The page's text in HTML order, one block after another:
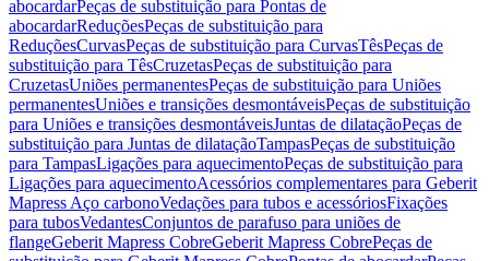
abocardarPeças de substituição para Pontas de
abocardarReduçõesPeças de substituição para
ReduçõesCurvasPeças de substituição para CurvasTêsPeças de
substituição para TêsCruzetasPeças de substituição para
CruzetasUniões permanentesPeças de substituição para Uniões
permanentesUniões e transições desmontáveisPeças de substituição
para Uniões e transições desmontáveisJuntas de dilataçãoPeças de
substituição para Juntas de dilataçãoTampasPeças de substituição
para TampasLigações para aquecimentoPeças de substituição para
Ligações para aquecimentoAcessórios complementares para Geberit
Mapress Aço carbonoVedações para tubos e acessóriosFixações
para tubosVedantesConjuntos de parafuso para uniões de
flangeGeberit Mapress CobreGeberit Mapress CobrePeças de